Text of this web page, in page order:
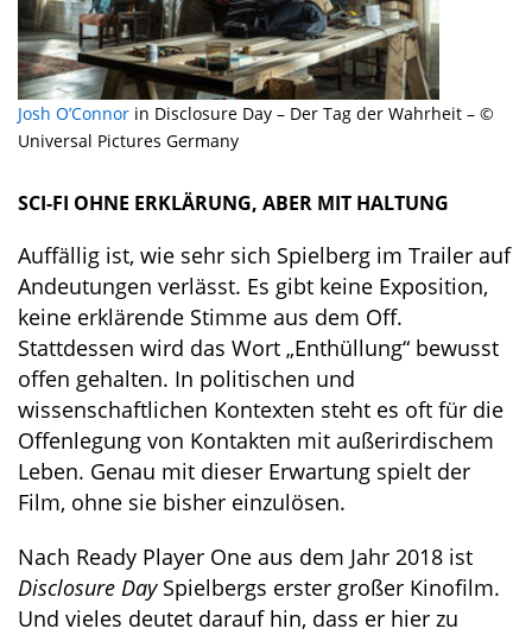
Josh O’Connor in Disclosure Day – Der Tag der Wahrheit – ©
Universal Pictures Germany
SCI-FI OHNE ERKLÄRUNG, ABER MIT HALTUNG
Auffällig ist, wie sehr sich Spielberg im Trailer auf
Andeutungen verlässt. Es gibt keine Exposition,
keine erklärende Stimme aus dem Off.
Stattdessen wird das Wort „Enthüllung“ bewusst
offen gehalten. In politischen und
wissenschaftlichen Kontexten steht es oft für die
Offenlegung von Kontakten mit außerirdischem
Leben. Genau mit dieser Erwartung spielt der
Film, ohne sie bisher einzulösen.
Nach Ready Player One aus dem Jahr 2018 ist
Disclosure DaySpielbergs erster großer Kinofilm.
Und vieles deutet darauf hin, dass er hier zu